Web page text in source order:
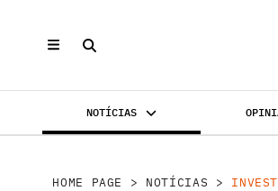
NOTÍCIAS
HOME PAGE > NOTÍCIAS >